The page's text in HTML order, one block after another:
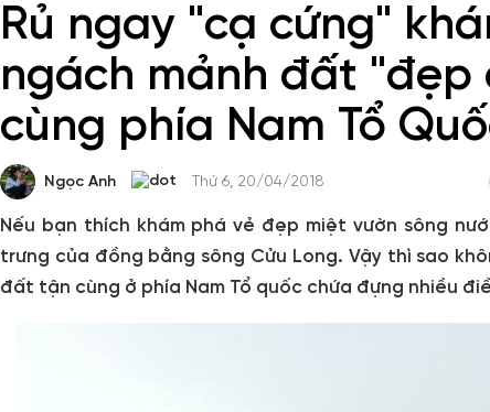
Rủ ngay "cạ cứng"
ngách mảnh đất "đẹp
cùng phía Nam Tổ
Ngọc Anh Thứ 6, 20/04/2018
Nếu bạn thích khám phá vẻ đẹp miệt vườn sông
trưng của đồng bằng sông Cửu Long. Vậy thì sao
đất tận cùng ở phía Nam Tổ quốc chứa đựng nhiều